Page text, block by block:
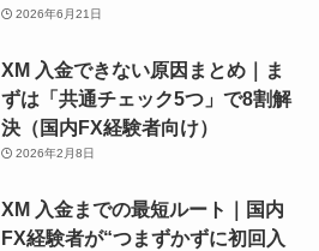
2026年6月21日
XM 入金できない原因まとめ｜ま
ずは「共通チェック5つ」で8割解
決（国内FX経験者向け）
2026年2月8日
XM 入金までの最短ルート｜国内
FX経験者が“つまずかずに初回入